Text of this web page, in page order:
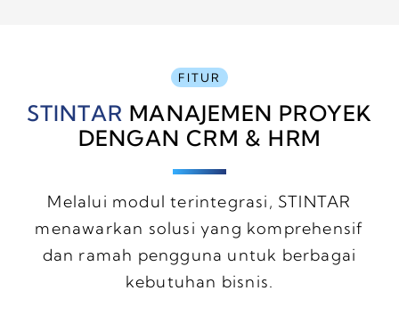
FITUR
STINTAR MANAJEMEN PROYEK
DENGAN CRM & HRM
Melalui modul terintegrasi, STINTAR
menawarkan solusi yang komprehensif
dan ramah pengguna untuk berbagai
kebutuhan bisnis.